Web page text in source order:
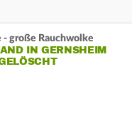
- große Rauchwolke
IN GERNSHEIM E